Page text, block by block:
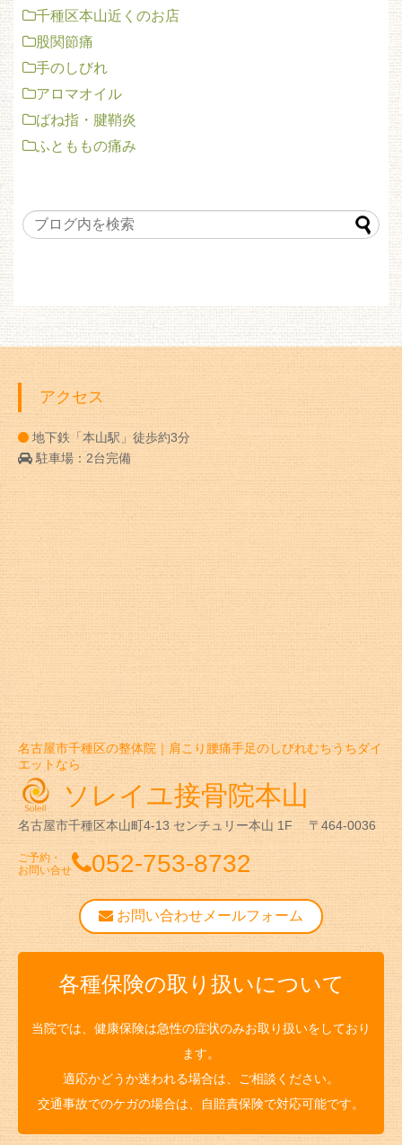
千種区本山近くのお店
股関節痛
手のしびれ
アロマオイル
ばね指・腱鞘炎
ふとももの痛み
アクセス
地下鉄「本山駅」徒歩約3分
駐車場：2台完備
名古屋市千種区の整体院｜肩こり腰痛手足のしびれむちうちダイ
エットなら
ソレイユ接骨院本山
名古屋市千種区本山町4-13 センチュリー本山 1F 〒464-0036
ご予約・
お問い合せ
052-753-8732
お問い合わせメールフォーム
各種保険の取り扱いについて
当院では、健康保険は急性の症状のみお取り扱いをしており
ます。
適応かどうか迷われる場合は、ご相談ください。
交通事故でのケガの場合は、自賠責保険で対応可能です。